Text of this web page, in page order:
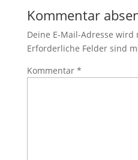
Kommentar
Deine E-Mail-Adresse
Erforderliche Felder sind
Kommentar *